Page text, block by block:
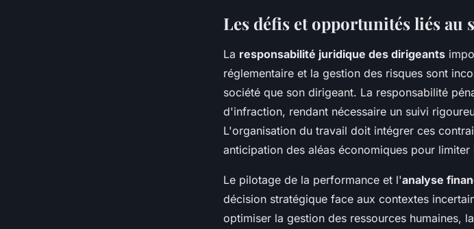
Les défis et opportunités liés au
La responsabilité juridique des dirigeants
réglementaire et la gestion des risques sont
société que son dirigeant. La responsabilité
d'infraction, rendant nécessaire un suivi
L'organisation du travail doit intégrer ces
anticipation des aléas économiques pour
Le pilotage de la performance et l'analyse
décision stratégique face aux contextes
optimiser la gestion des ressources humaines,